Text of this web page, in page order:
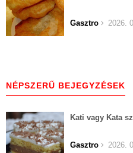
Gasztro 2026.
NÉPSZERŰ BEJEGYZÉSEK
Kati vagy Kata
Gasztro 2026.